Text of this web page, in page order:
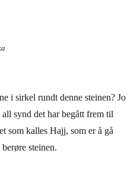
i sirkel rundt denne steinen? Jo
synd det har begått frem til
som kalles Hajj, som er å gå
steinen.